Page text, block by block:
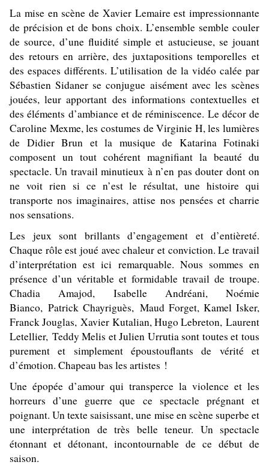
La mise en scène de Xavier Lemaire est impressionnante
de précision et de bons choix. L’ensemble semble couler
de source, d’une fluidité simple et astucieuse, se jouant
des retours en arrière, des juxtapositions temporelles et
des espaces différents. L’utilisation de la vidéo calée par
Sébastien Sidaner se conjugue aisément avec les scènes
jouées, leur apportant des informations contextuelles et
des éléments d’ambiance et de réminiscence. Le décor de
Caroline Mexme, les costumes de Virginie H, les lumières
de Didier Brun et la musique de Katarina Fotinaki
composent un tout cohérent magnifiant la beauté du
spectacle. Un travail minutieux à n’en pas douter dont on
ne voit rien si ce n’est le résultat, une histoire qui
transporte nos imaginaires, attise nos pensées et charrie
nos sensations.
Les jeux sont brillants d’engagement et d’entièreté.
Chaque rôle est joué avec chaleur et conviction. Le travail
d’interprétation est ici remarquable. Nous sommes en
présence d’un véritable et formidable travail de troupe.
Chadia Amajod, Isabelle Andréani, Noémie
Bianco, Patrick Chayriguès, Maud Forget, Kamel Isker,
Franck Jouglas, Xavier Kutalian, Hugo Lebreton, Laurent
Letellier, Teddy Melis et Julien Urrutia sont toutes et tous
purement et simplement époustouflants de vérité et
d’émotion. Chapeau bas les artistes !
Une épopée d’amour qui transperce la violence et les
horreurs d’une guerre que ce spectacle prégnant et
poignant. Un texte saisissant, une mise en scène superbe et
une interprétation de très belle teneur. Un spectacle
étonnant et détonant, incontournable de ce début de
saison.